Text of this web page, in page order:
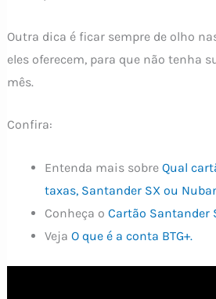
Outra dica é ficar sempre de olho
eles oferecem, para que não tenha
mês.
Confira:
Entenda mais sobre Qual
taxas, Santander SX ou
Conheça o Cartão Santander
Veja O que é a conta BTG+.